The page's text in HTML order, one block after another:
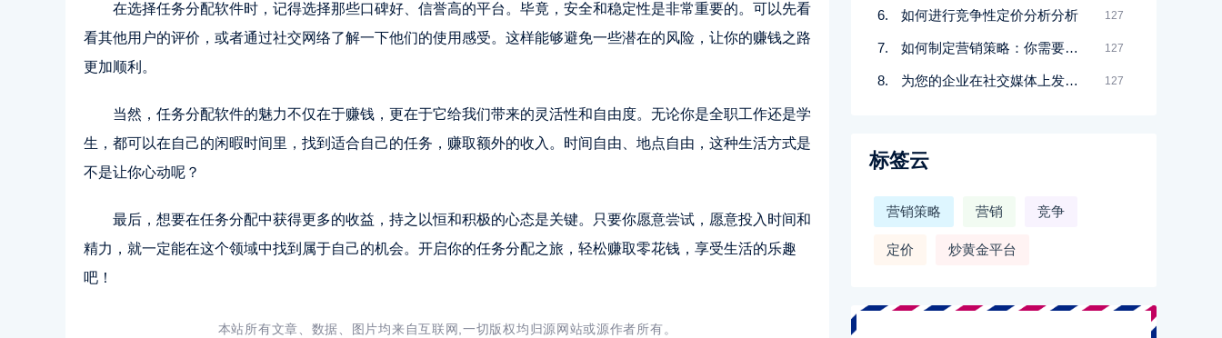
在选择任务分配软件时，记得选择那些口碑好、信誉高的平台。毕竟，安全和稳定性是非常重要的。可以先看
看其他用户的评价，或者通过社交网络了解一下他们的使用感受。这样能够避免一些潜在的风险，让你的赚钱之路
更加顺利。
当然，任务分配软件的魅力不仅在于赚钱，更在于它给我们带来的灵活性和自由度。无论你是全职工作还是学
生，都可以在自己的闲暇时间里，找到适合自己的任务，赚取额外的收入。时间自由、地点自由，这种生活方式是
不是让你心动呢？
最后，想要在任务分配中获得更多的收益，持之以恒和积极的心态是关键。只要你愿意尝试，愿意投入时间和
精力，就一定能在这个领域中找到属于自己的机会。开启你的任务分配之旅，轻松赚取零花钱，享受生活的乐趣
吧！
本站所有文章、数据、图片均来自互联网,一切版权均归源网站或源作者所有。
如何进行竞争性定价分析分析 127
如何制定营销策略：你需要知道的一切 127
为您的企业在社交媒体上发布什么 127
标签云
营销策略 营销 竞争
定价 炒黄金平台